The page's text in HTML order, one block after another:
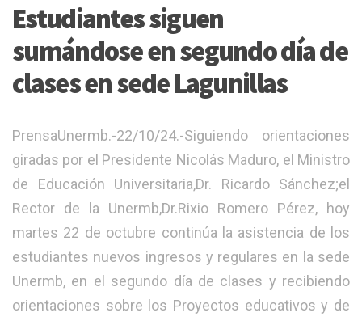
Estudiantes siguen
sumándose en segundo día de
clases en sede Lagunillas
PrensaUnermb.-22/10/24.-Siguiendo orientaciones
giradas por el Presidente Nicolás Maduro, el Ministro
de Educación Universitaria,Dr. Ricardo Sánchez;el
Rector de la Unermb,Dr.Rixio Romero Pérez, hoy
martes 22 de octubre continúa la asistencia de los
estudiantes nuevos ingresos y regulares en la sede
Unermb, en el segundo día de clases y recibiendo
orientaciones sobre los Proyectos educativos y de